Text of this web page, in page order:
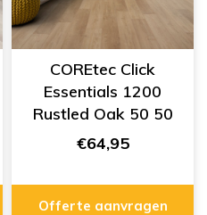
COREtec Click
Essentials 1200
Rustled Oak 50 50
LVPE 750
€64,95
Offerte aanvragen